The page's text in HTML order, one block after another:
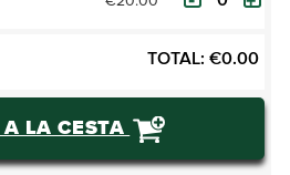
TOTAL: €0.00
LA CESTA